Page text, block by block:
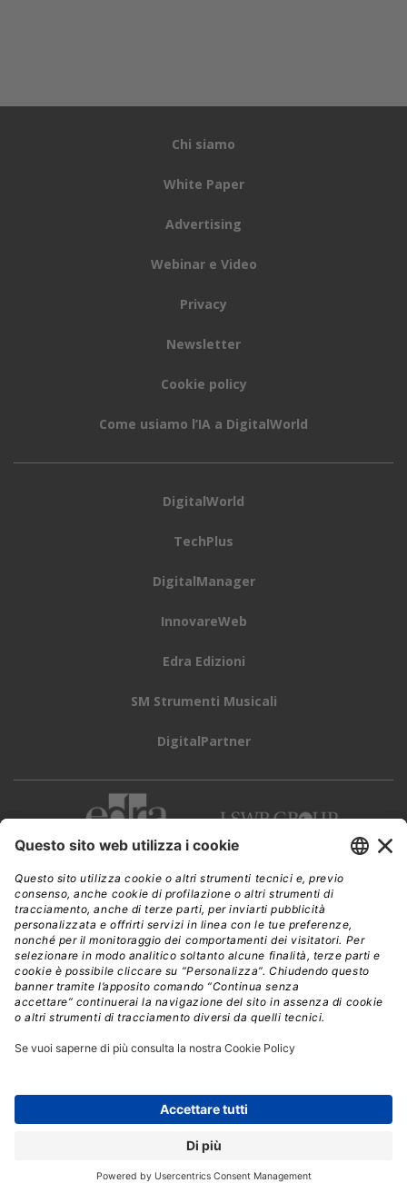
Chi siamo
White Paper
Advertising
Webinar e Video
Privacy
Newsletter
Cookie policy
Come usiamo l’IA a DigitalWorld
DigitalWorld
TechPlus
DigitalManager
InnovareWeb
Edra Edizioni
SM Strumenti Musicali
DigitalPartner
CWI è una testata giornalistica diEdra Edizioni s.r.l.
Direzione, amministrazione, redazione, pubblicità
Viale Enrico Forlanini 21 - 20134 Milano
Tel. +39 02 881841
C.F./P IVA 13002100157
www.edraedizioni.it|Privacy
Follow Us